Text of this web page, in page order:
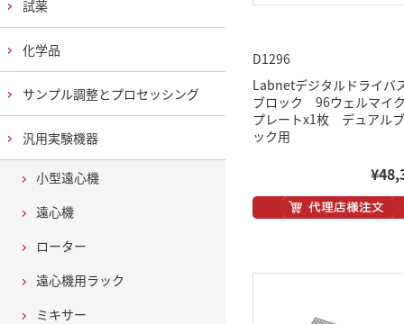
D1296
Labnetデジタルドライバ
ブロック 96ウェルマイ
プレートx1枚 デュアル
ック用
試薬
化学品
サンプル調整とプロセッシング
汎用実験機器
小型遠心機
遠心機
ローター
遠心機用ラック
ミキサー